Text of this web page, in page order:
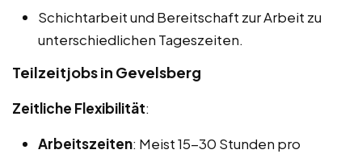
Schichtarbeit und Bereitschaft zur Arbeit zu
unterschiedlichen Tageszeiten.
Teilzeitjobs in Gevelsberg
Zeitliche Flexibilität:
Arbeitszeiten: Meist 15-30 Stunden pro